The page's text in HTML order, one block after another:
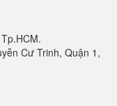
Cư Trinh, Quận 1,